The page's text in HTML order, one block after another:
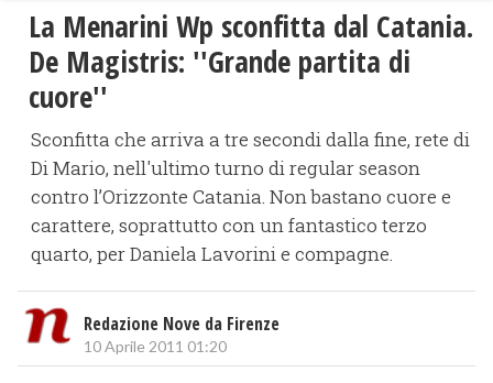
La Menarini Wp sconfitta dal Catania.
De Magistris: ''Grande partita di
cuore''
Sconfitta che arriva a tre secondi dalla fine, rete di
Di Mario, nell'ultimo turno di regular season
contro l’Orizzonte Catania. Non bastano cuore e
carattere, soprattutto con un fantastico terzo
quarto, per Daniela Lavorini e compagne.
Redazione Nove da Firenze
10 Aprile 2011 01:20